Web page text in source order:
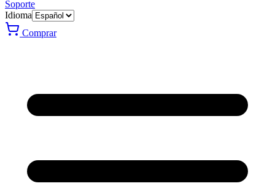
Soporte
Idioma
Comprar